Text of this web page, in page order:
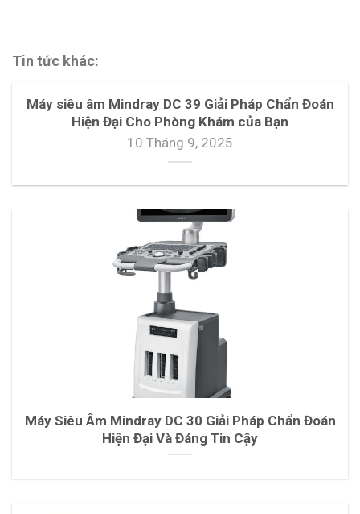
Tin tức khác:
Máy siêu âm Mindray DC 39 Giải Pháp Chẩn Đoán
Hiện Đại Cho Phòng Khám của Bạn
10 Tháng 9, 2025
Máy Siêu Âm Mindray DC 30 Giải Pháp Chẩn Đoán
Hiện Đại Và Đáng Tin Cậy